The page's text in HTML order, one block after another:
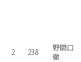
2 238
野間口
徹